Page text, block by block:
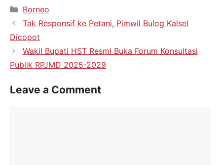
Borneo
Tak Responsif ke Petani, Pimwil Bulog Kalsel
Dicopot
Wakil Bupati HST Resmi Buka Forum Konsultasi
Publik RPJMD 2025-2029
Leave a Comment